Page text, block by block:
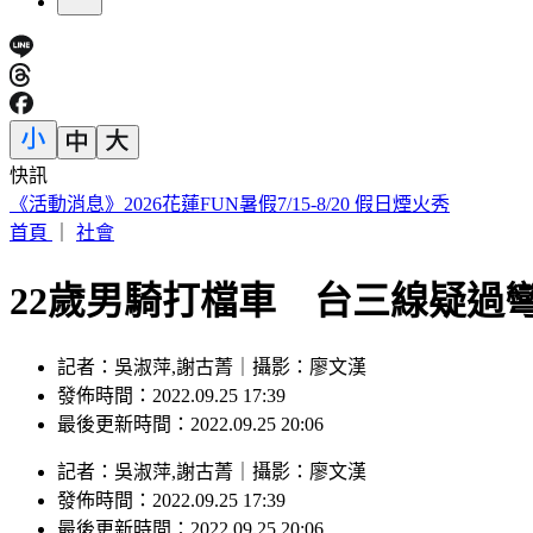
快訊
《活動消息》2026花蓮FUN暑假7/15-8/20 假日煙火秀
首頁
社會
22歲男騎打檔車 台三線疑過
記者：吳淑萍,謝古菁｜攝影：廖文漢
發佈時間：2022.09.25 17:39
最後更新時間：2022.09.25 20:06
記者 ： 吳淑萍,謝古菁 攝影 ： 廖文漢
發佈時間： 2022.09.25 17:39
最後更新時間： 2022.09.25 20:06